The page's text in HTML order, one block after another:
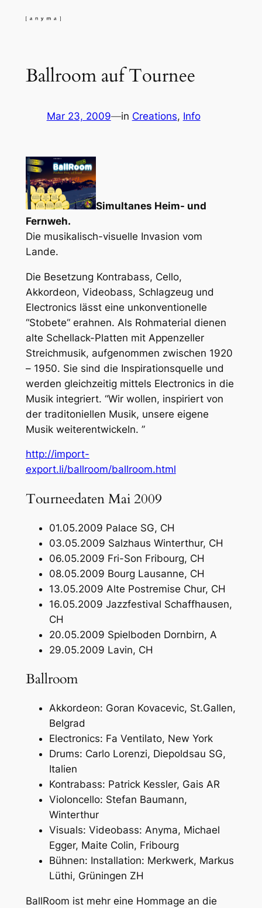
Ballroom auf Tournee
Mar 23, 2009—in Creations, Info
Simultanes Heim- und
Fernweh.
Die musikalisch-visuelle Invasion vom
Lande.
Die Besetzung Kontrabass, Cello,
Akkordeon, Videobass, Schlagzeug und
Electronics lässt eine unkonventionelle
“Stobete“ erahnen. Als Rohmaterial dienen
alte Schellack-Platten mit Appenzeller
Streichmusik, aufgenommen zwischen 1920
– 1950. Sie sind die Inspirationsquelle und
werden gleichzeitig mittels Electronics in die
Musik integriert. “Wir wollen, inspiriert von
der traditoniellen Musik, unsere eigene
Musik weiterentwickeln. ”
http://import-
export.li/ballroom/ballroom.html
Tourneedaten Mai 2009
01.05.2009 Palace SG, CH
03.05.2009 Salzhaus Winterthur, CH
06.05.2009 Fri-Son Fribourg, CH
08.05.2009 Bourg Lausanne, CH
13.05.2009 Alte Postremise Chur, CH
16.05.2009 Jazzfestival Schaffhausen,
CH
20.05.2009 Spielboden Dornbirn, A
29.05.2009 Lavin, CH
Ballroom
Akkordeon: Goran Kovacevic, St.Gallen,
Belgrad
Electronics: Fa Ventilato, New York
Drums: Carlo Lorenzi, Diepoldsau SG,
Italien
Kontrabass: Patrick Kessler, Gais AR
Violoncello: Stefan Baumann,
Winterthur
Visuals: Videobass: Anyma, Michael
Egger, Maite Colin, Fribourg
Bühnen: Installation: Merkwerk, Markus
Lüthi, Grüningen ZH
BallRoom ist mehr eine Hommage an die